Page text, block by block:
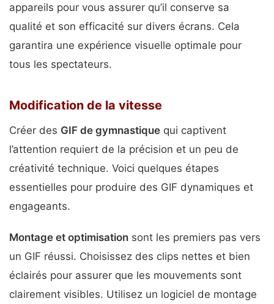
appareils pour vous assurer qu’il conserve sa
qualité et son efficacité sur divers écrans. Cela
garantira une expérience visuelle optimale pour
tous les spectateurs.
Modification de la vitesse
Créer des GIF de gymnastique qui captivent
l’attention requiert de la précision et un peu de
créativité technique. Voici quelques étapes
essentielles pour produire des GIF dynamiques et
engageants.
Montage et optimisation sont les premiers pas vers
un GIF réussi. Choisissez des clips nettes et bien
éclairés pour assurer que les mouvements sont
clairement visibles. Utilisez un logiciel de montage